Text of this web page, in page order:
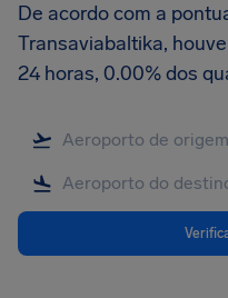
De acordo com a
Transaviabaltika,
24 horas, 0.00% dos